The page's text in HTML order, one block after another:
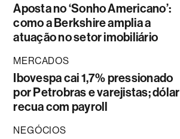
Aposta no ‘Sonho Americano’:
como a Berkshire amplia a
atuação no setor imobiliário
MERCADOS
Ibovespa cai 1,7% pressionado
por Petrobras e varejistas; dólar
recua com payroll
NEGÓCIOS